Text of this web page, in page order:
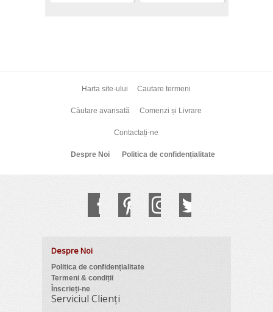
Harta site-ului Cautare termeni
Căutare avansată Comenzi și Livrare
Contactați-ne
Despre Noi Politica de confidențialitate
Despre Noi
Politica de confidențialitate
Termeni & condiții
Înscrieți-ne
Serviciul Clienți